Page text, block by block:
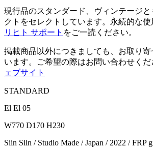
現行品のスタンダード、ヴィンテージ
クトをセレクトしています。永続的な
リヒト サポート をご一読ください。
掲載商品以外につきましても、お取り
います。ご希望の際はお問い合わせくだ
ェブサイト
STANDARD
El El 05
W770 D170 H230
Siin Siin / Studio Made / Japan / 2022 / FRP